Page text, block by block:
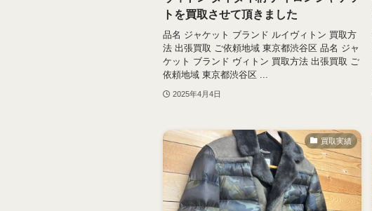
トを買取させて頂きました
品名 ジャケット ブランド ルイヴィトン 買取方
法 出張買取 ご依頼地域 東京都渋谷区 品名 ジャ
ケット ブランド ヴィトン 買取方法 出張買取 ご
依頼地域 東京都渋谷区 ...
2025年4月4日
買取実績